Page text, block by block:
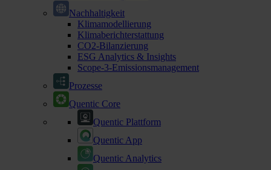
Nachhaltigkeit
Klimamodellierung
Klimaberichterstattung
CO2-Bilanzierung
ESG Analytics & Insights
Scope-3-Emissionsmanagement
Prozesse
Quentic Core
Quentic Plattform
Quentic App
Quentic Analytics